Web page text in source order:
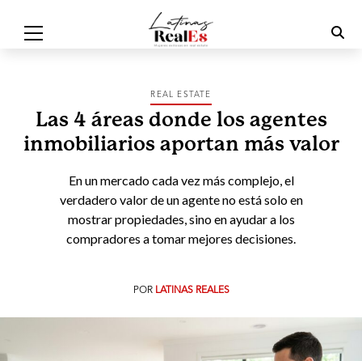
REAL ESTATE
Las 4 áreas donde los agentes
inmobiliarios aportan más valor
En un mercado cada vez más complejo, el
verdadero valor de un agente no está solo en
mostrar propiedades, sino en ayudar a los
compradores a tomar mejores decisiones.
POR LATINAS REALES